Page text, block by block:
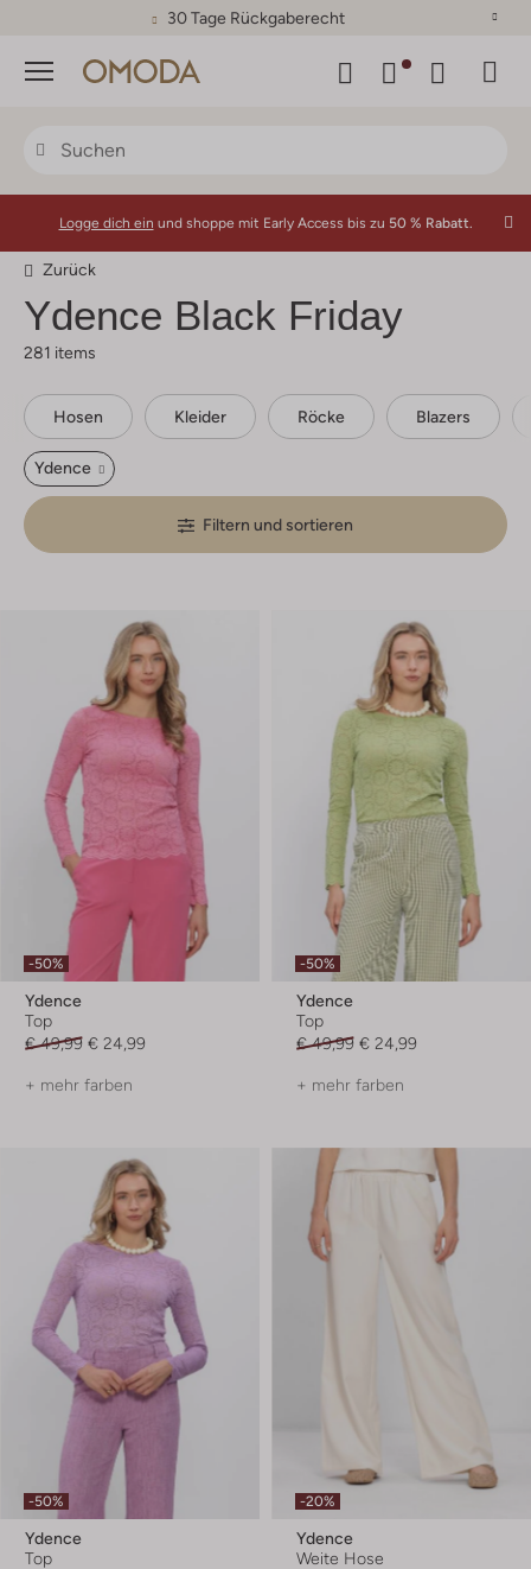
30 Tage Rückgaberecht
Menü
Logge dich ein und shoppe mit Early Access bis zu 50 % Rabatt.
Zurück
Ydence Black Friday
281 items
Hosen Kleider Röcke Blazers
Ydence
Filtern und sortieren
-50%
Ydence
Top
€ 49,99 € 24,99
+ mehr farben
-50%
Ydence
Top
€ 49,99 € 24,99
+ mehr farben
-50%
Ydence
Top
-20%
Ydence
Weite Hose